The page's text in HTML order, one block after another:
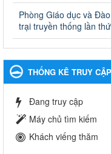
Hướng dẫn thực hiện
2024-2025
Hướng dẫn thực hiện
2025
Ngày ban hành: 26/09/2024
Tổ chức các hoạt động
Ngày ban hành: 24/05/2024
Tổ chức phong trào
Phòng Giáo dục và
trại truyền thống lần
THỐNG KÊ TRUY CẬP
Đang truy cập
Máy chủ tìm kiếm
Khách viếng thăm